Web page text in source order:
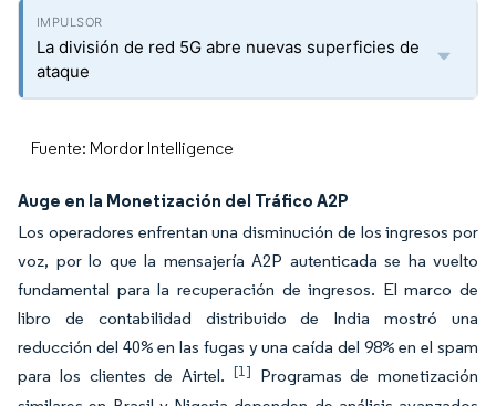
La división de red 5G abre nuevas superficies de
ataque
Fuente: Mordor Intelligence
Auge en la Monetización del Tráfico A2P
Los operadores enfrentan una disminución de los ingresos por
voz, por lo que la mensajería A2P autenticada se ha vuelto
fundamental para la recuperación de ingresos. El marco de
libro de contabilidad distribuido de India mostró una
reducción del 40% en las fugas y una caída del 98% en el spam
para los clientes de Airtel. [1] Programas de monetización